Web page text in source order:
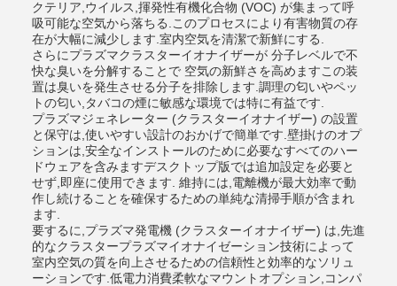
クテリア,ウイルス,揮発性有機化合物 (VOC) が集まって呼
吸可能な空気から落ちる.このプロセスにより有害物質の存
在が大幅に減少します.室内空気を清潔で新鮮にする.
さらにプラズマクラスターイオナイザーが 分子レベルで不
快な臭いを分解することで 空気の新鮮さを高めますこの装
置は臭いを発生させる分子を排除します.調理の匂いやペッ
トの匂い,タバコの煙に敏感な環境では特に有益です.
プラズマジェネレーター (クラスターイオナイザー) の設置
と保守は,使いやすい設計のおかげで簡単です.壁掛けのオプ
ションは,安全なインストールのために必要なすべてのハー
ドウェアを含みますデスクトップ版では追加設定を必要と
せず,即座に使用できます. 維持には,電離機が最大効率で動
作し続けることを確保するための単純な清掃手順が含まれ
ます.
要するに,プラズマ発電機 (クラスターイオナイザー) は,先進
的なクラスタープラズマイオナイゼーション技術によって
室内空気の質を向上させるための信頼性と効率的なソリュ
ーションです.低電力消費柔軟なマウントオプション,コンパ